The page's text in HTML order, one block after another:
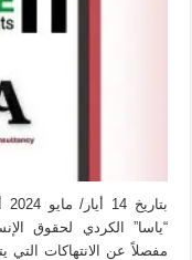
“ياسا” الكردي لحقوق
مفصلاً عن الانتهاكات